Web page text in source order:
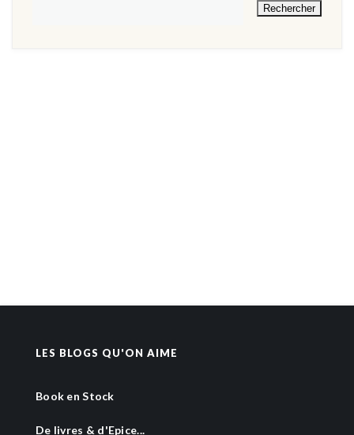
LES BLOGS QU'ON AIME
Book en Stock
De livres & d'Epice...